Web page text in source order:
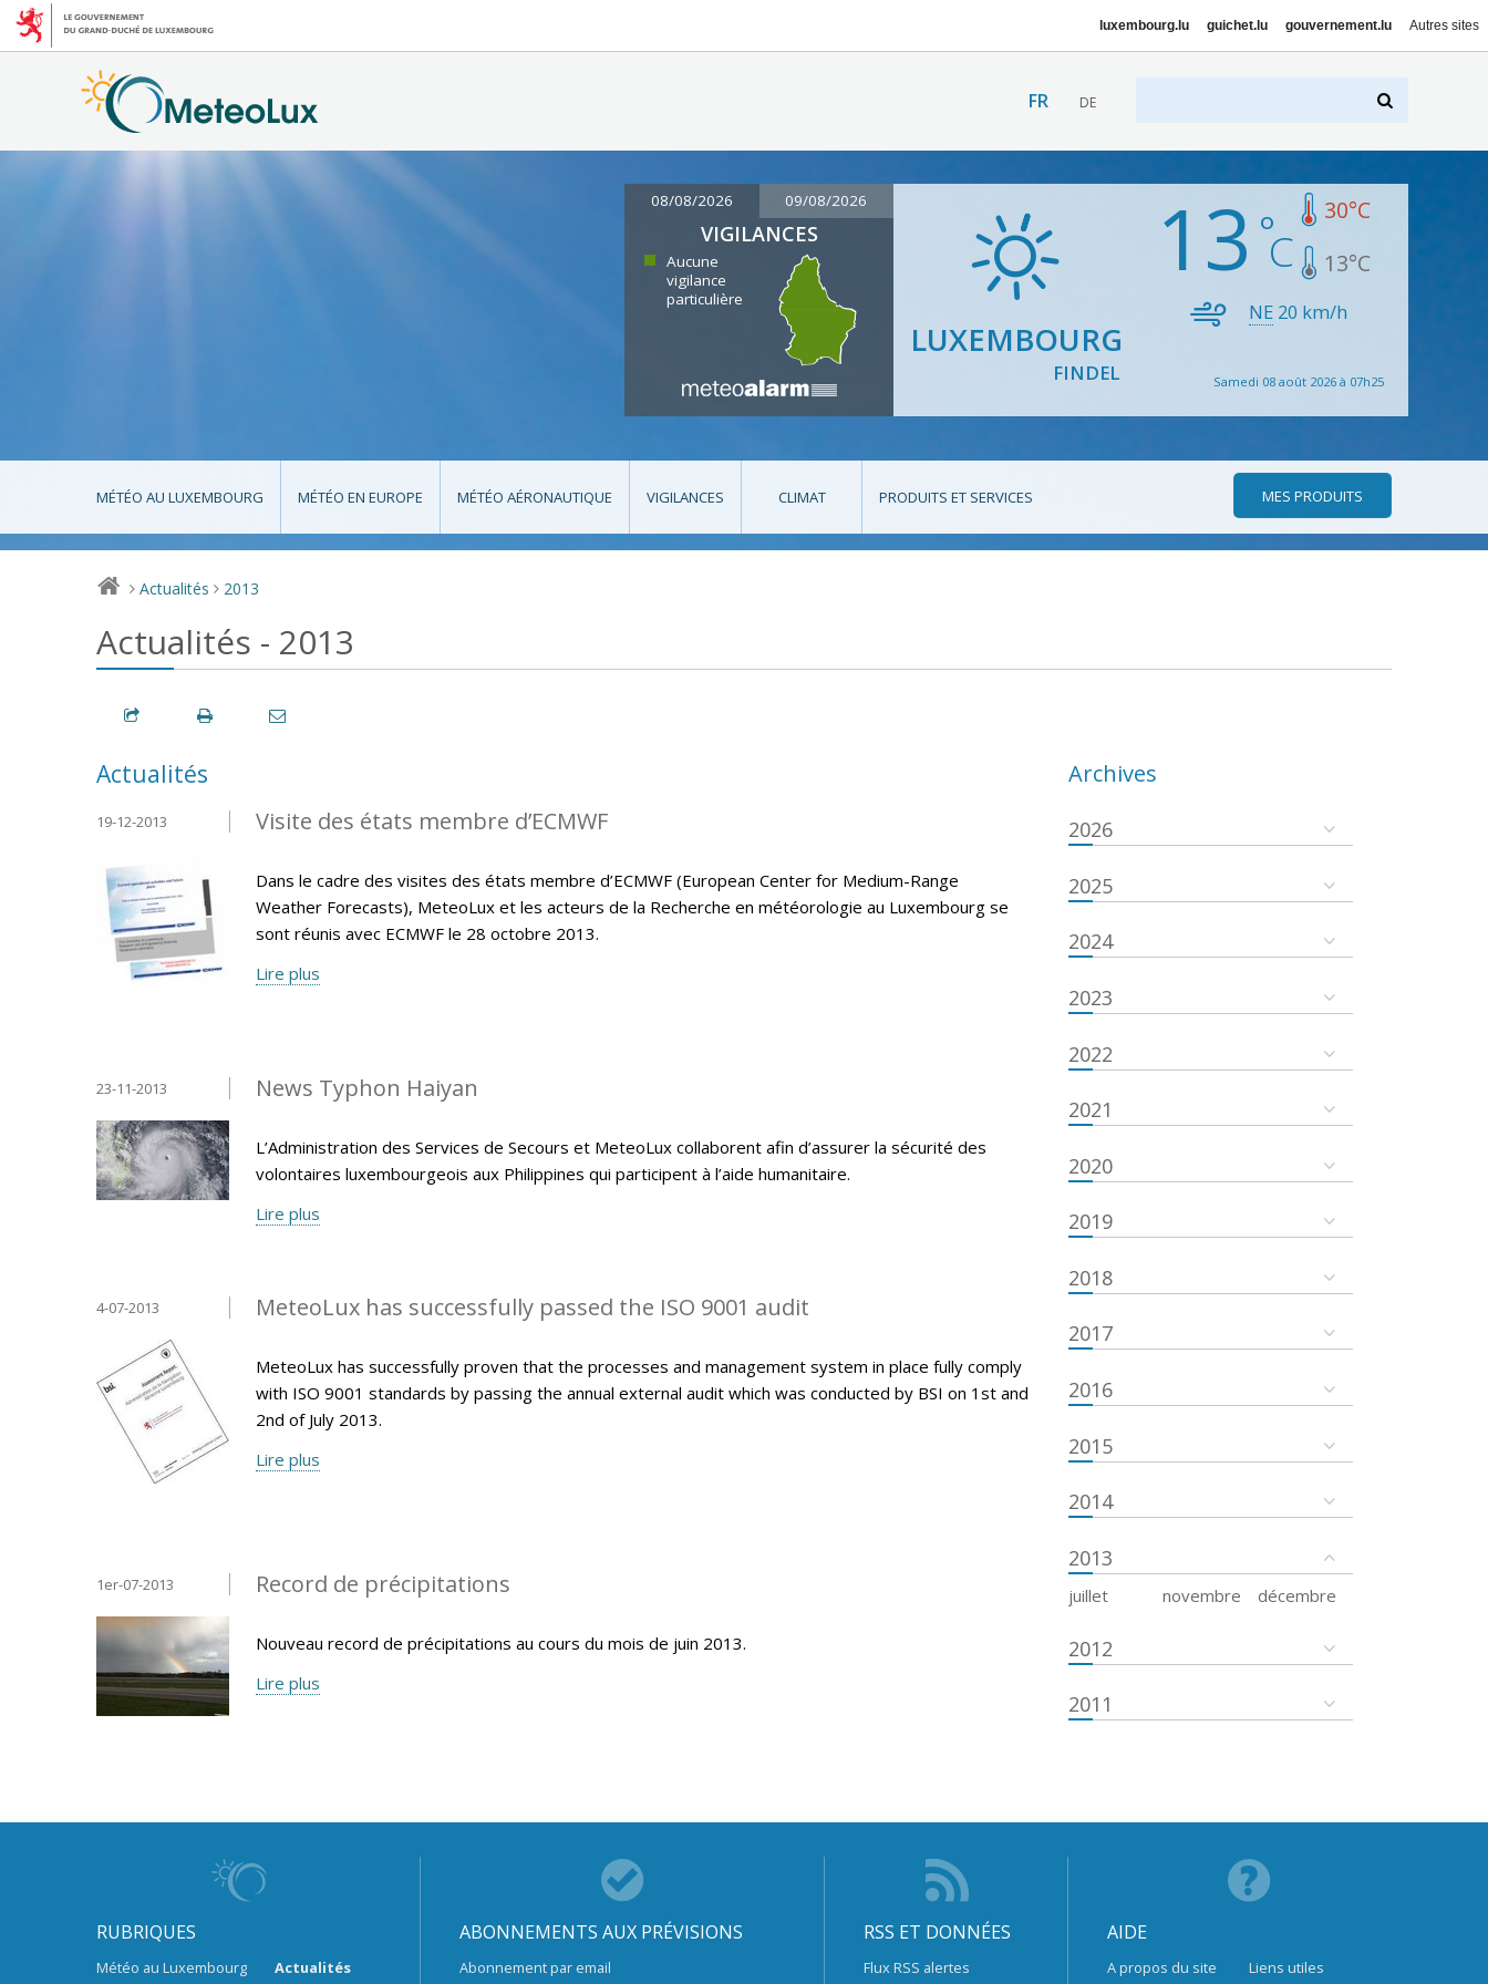
luxembourg.lu guichet.lu gouvernement.lu Autres sites
FR DE
08/08/2026 09/08/2026
VIGILANCES
Aucune
vigilance
particulière
LUXEMBOURG
FINDEL
13 30°C
13°C
NE 20 km/h
Samedi 08 août 2026 à 07h25
MÉTÉO AU LUXEMBOURG MÉTÉO EN EUROPE MÉTÉO AÉRONAUTIQUE VIGILANCES CLIMAT PRODUITS ET SERVICES MES PRODUITS
> Actualités > 2013
Actualités - 2013
Actualités
Visite des états membre d’ECMWF
19-12-2013
Dans le cadre des visites des états membre d’ECMWF (European Center for Medium-Range
Weather Forecasts), MeteoLux et les acteurs de la Recherche en météorologie au Luxembourg se
sont réunis avec ECMWF le 28 octobre 2013.
Lire plus
News Typhon Haiyan
23-11-2013
L’Administration des Services de Secours et MeteoLux collaborent afin d’assurer la sécurité des
volontaires luxembourgeois aux Philippines qui participent à l’aide humanitaire.
Lire plus
MeteoLux has successfully passed the ISO 9001 audit
4-07-2013
MeteoLux has successfully proven that the processes and management system in place fully comply
with ISO 9001 standards by passing the annual external audit which was conducted by BSI on 1st and
2nd of July 2013.
Lire plus
Record de précipitations
1er-07-2013
Nouveau record de précipitations au cours du mois de juin 2013.
Lire plus
Archives
2026
2025
2024
2023
2022
2021
2020
2019
2018
2017
2016
2015
2014
2013
juillet novembre décembre
2012
2011
RUBRIQUES
Météo au Luxembourg Actualités
ABONNEMENTS AUX PRÉVISIONS
Abonnement par email
RSS ET DONNÉES
Flux RSS alertes
AIDE
A propos du site Liens utiles